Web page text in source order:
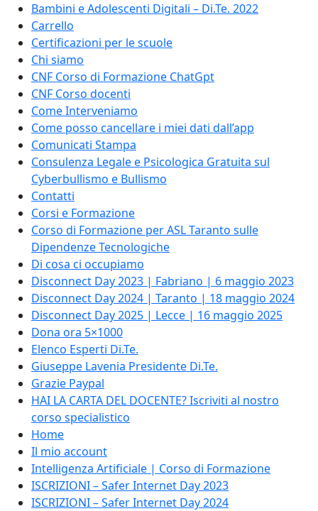
Bambini e Adolescenti Digitali – Di.Te. 2022
Carrello
Certificazioni per le scuole
Chi siamo
CNF Corso di Formazione ChatGpt
CNF Corso docenti
Come Interveniamo
Come posso cancellare i miei dati dall’app
Comunicati Stampa
Consulenza Legale e Psicologica Gratuita sul
Cyberbullismo e Bullismo
Contatti
Corsi e Formazione
Corso di Formazione per ASL Taranto sulle
Dipendenze Tecnologiche
Di cosa ci occupiamo
Disconnect Day 2023 | Fabriano | 6 maggio 2023
Disconnect Day 2024 | Taranto | 18 maggio 2024
Disconnect Day 2025 | Lecce | 16 maggio 2025
Dona ora 5×1000
Elenco Esperti Di.Te.
Giuseppe Lavenia Presidente Di.Te.
Grazie Paypal
HAI LA CARTA DEL DOCENTE? Iscriviti al nostro
corso specialistico
Home
Il mio account
Intelligenza Artificiale | Corso di Formazione
ISCRIZIONI – Safer Internet Day 2023
ISCRIZIONI – Safer Internet Day 2024